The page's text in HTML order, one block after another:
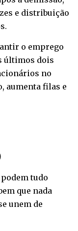
e distribuição
o emprego
últimos dois
no
aumenta filas e
tudo
que nada
unem de